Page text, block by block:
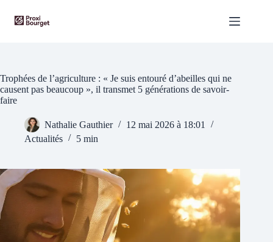
contenu
Trophées de l’agriculture : « Je suis entouré d’abeilles qui ne
causent pas beaucoup », il transmet 5 générations de savoir-
faire
Nathalie Gauthier
12 mai 2026 à 18:01
Actualités
5 min